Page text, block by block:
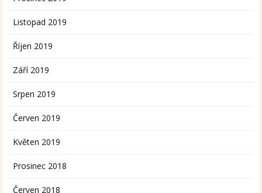
Listopad 2019
Říjen 2019
Září 2019
Srpen 2019
Červen 2019
Květen 2019
Prosinec 2018
Červen 2018